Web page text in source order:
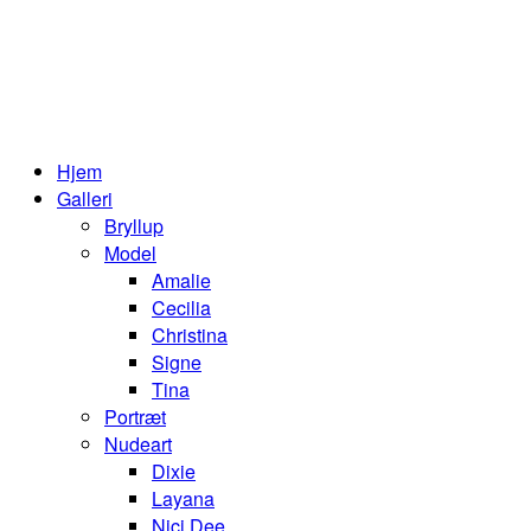
Hjem
Galleri
Bryllup
Model
Amalie
Cecilia
Christina
Signe
Tina
Portræt
Nudeart
Dixie
Layana